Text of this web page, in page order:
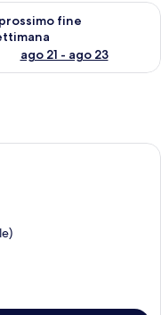
settimana, ago 14 -
fine
ago 21 - ago 23
la disponibilità per il
d'albergo con divano,